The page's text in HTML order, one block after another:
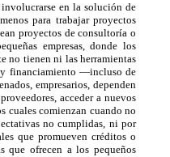
en la solución de
para trabajar proyectos
proyectos de consultoría o
empresas, donde los
no tienen ni las herramientas
y financiamiento —incluso de
empresarios, dependen
acceder a nuevos
cuales comienzan cuando no
no cumplidas, ni por
que promueven créditos o
que ofrecen a los pequeños